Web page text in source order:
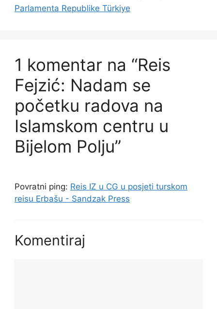
Parlamenta Republike Türkiye
1 komentar na “Reis
Fejzić: Nadam se
početku radova na
Islamskom centru u
Bijelom Polju”
Povratni ping: Reis IZ u CG u posjeti turskom
reisu Erbašu - Sandzak Press
Komentiraj